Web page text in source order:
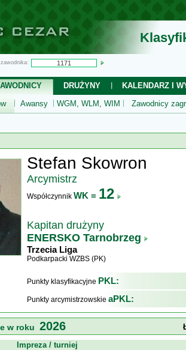
DRUŻYNY
KALENDARZ I
Awansy WGM, WLM, WIM Zawodnicy
Stefan Skowron
Arcymistrz
Współczynnik WK = 12
Kapitan drużyny
ENERSKO Tarnobrzeg
Trzecia Liga
Podkarpacki WZBS (PK)
Punkty klasyfikacyjne PKL:
Punkty arcymistrzowskie aPKL:
w roku 2026
Impreza / turniej